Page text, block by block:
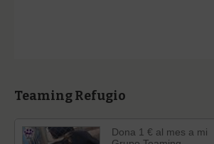
Teaming Refugio